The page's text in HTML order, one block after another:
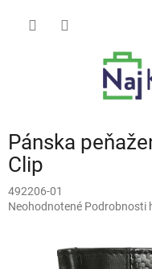
Pánska
Clip
492206-01
Priemerné
Neohodnotené Podrobnosti